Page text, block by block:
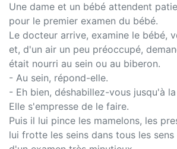
Une dame et un bébé attendent
pour le premier examen du bébé.
Le docteur arrive, examine le bébé,
et, d'un air un peu préoccupé,
était nourri au sein ou au biberon.
- Au sein, répond-elle.
- Eh bien, déshabillez-vous jusqu'à
Elle s'empresse de le faire.
Puis il lui pince les mamelons, les
lui frotte les seins dans tous les